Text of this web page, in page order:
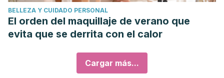
BELLEZA Y CUIDADO PERSONAL
El orden del maquillaje de verano que
evita que se derrita con el calor
Cargar más...